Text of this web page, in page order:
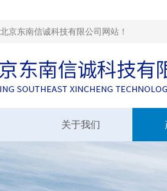
京东南信诚科技有限公司网站！
关于我们